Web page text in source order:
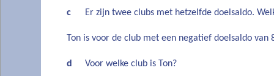
c
Er zijn twee clubs met hetzelfde doelsaldo.
Ton is voor de club met een negatief doelsaldo van
d
Voor welke club is Ton?